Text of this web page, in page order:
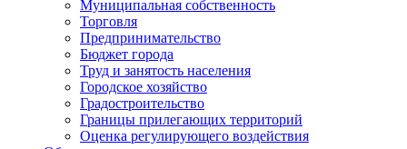
Муниципальная собственность
Торговля
Предпринимательство
Бюджет города
Труд и занятость населения
Городское хозяйство
Градостроительство
Границы прилегающих территорий
Оценка регулирующего воздействия